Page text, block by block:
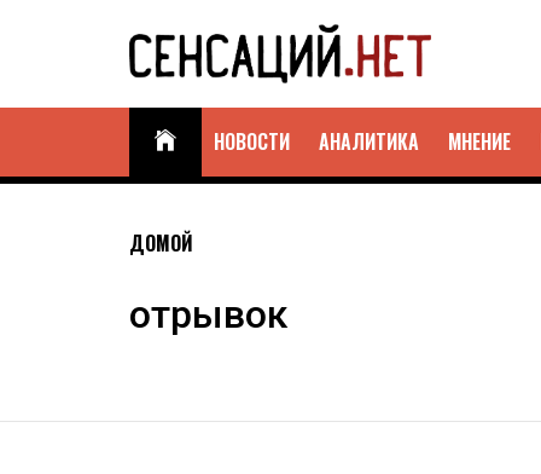
СЕНСАЦИЙ.НЕТ
НОВОСТИ АНАЛИТИКА МНЕНИЕ
ДОМОЙ
отрывок